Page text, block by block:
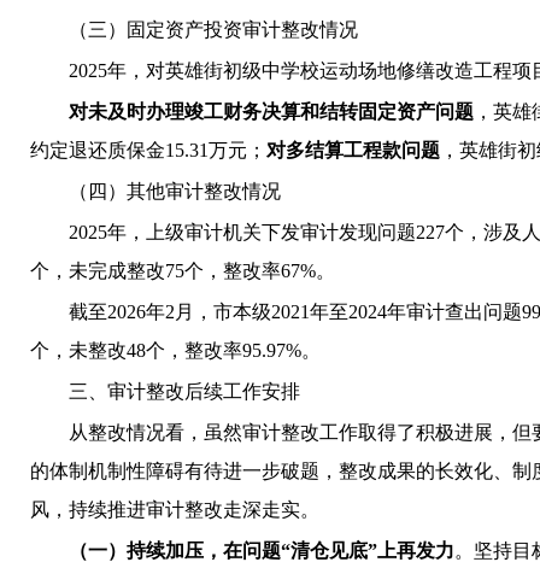
（三）固定资产投资审计整改情况
2025年，对英雄街初级中学校运动场地修缮改造工程项
对未及时办理竣工财务决算和结转固定资产问题 ，英
约定退还质保金15.31万元； 对多结算工程款问题 ，英雄街
（四）其他审计整改情况
2025年，上级审计机关下发审计发现问题227个，涉及
个，未完成整改75个，整改率67%。
截至2026年2月，市本级2021年至2024年审计查出问
个，未整改48个，整改率95.97%。
三、审计整改后续工作安排
从整改情况看，虽然审计整改工作取得了积极进展，但
的体制机制性障碍有待进一步破题 ，整改成果的长效化、
风，持续推进审计整改走深走实。
（一）持续加压，在问题“清仓见底”上再发力。 坚持目